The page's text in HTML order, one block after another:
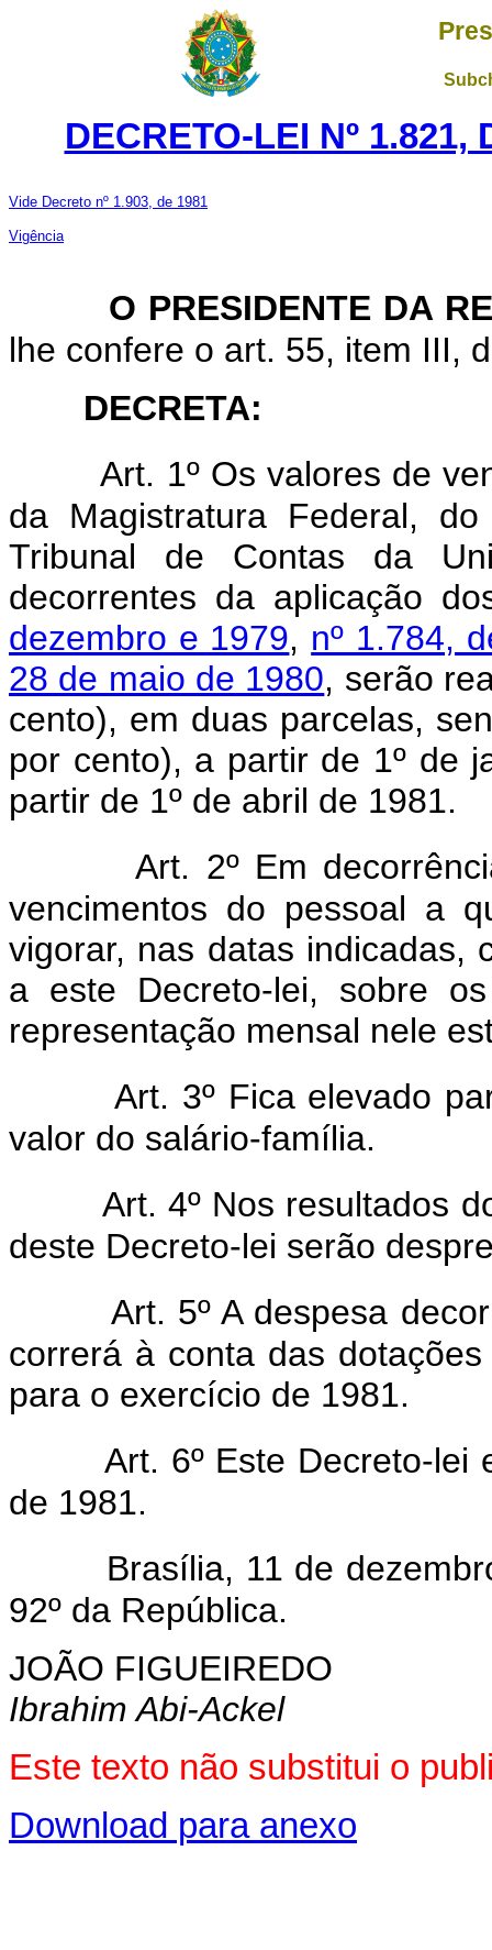
DECRETO-LEI Nº 1.821,
Vide Decreto nº 1.903, de 1981
Vigência
O PRESIDENTE DA
lhe confere o art. 55, item III,
DECRETA:
Art. 1º Os valores de
da Magistratura Federal,
Tribunal de Contas da
decorrentes da aplicação
dezembro e 1979, nº 1.784,
28 de maio de 1980, serão
cento), em duas parcelas,
por cento), a partir de 1º de
partir de 1º de abril de 1981.
Art. 2º Em
vencimentos do pessoal a
vigorar, nas datas indicadas,
a este Decreto-lei, sobre
representação mensal nele
Art. 3º Fica elevado
valor do salário-família.
Art. 4º Nos resultados
deste Decreto-lei serão
Art. 5º A despesa
correrá à conta das
para o exercício de 1981.
Art. 6º Este Decreto-lei
de 1981.
Brasília, 11 de
92º da República.
JOÃO FIGUEIREDO
Ibrahim Abi-Ackel
Este texto não substitui o
Download para anexo